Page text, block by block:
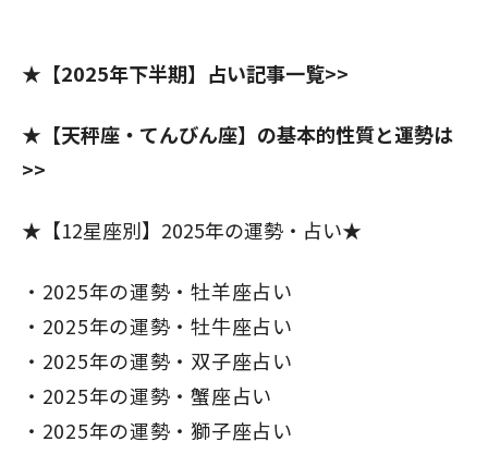
★【2025年下半期】占い記事一覧>>
★【天秤座・てんびん座】の基本的性質と運勢は
>>
★【12星座別】2025年の運勢・占い★
2025年の運勢・牡羊座占い
2025年の運勢・牡牛座占い
2025年の運勢・双子座占い
2025年の運勢・蟹座占い
2025年の運勢・獅子座占い